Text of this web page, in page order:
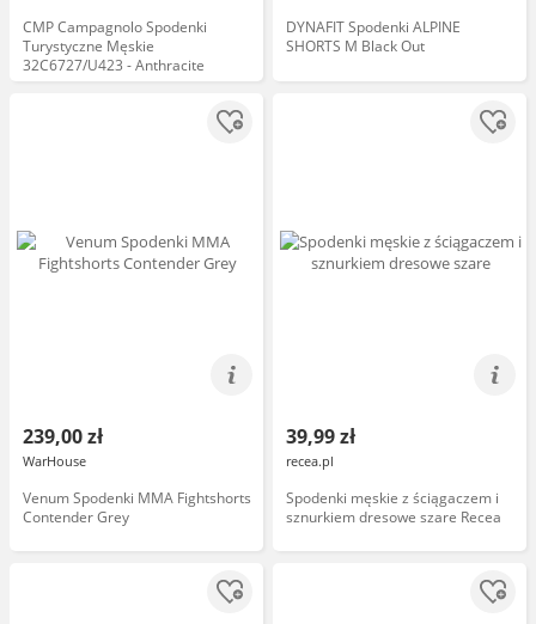
CMP Campagnolo Spodenki
Turystyczne Męskie
32C6727/U423 - Anthracite
DYNAFIT Spodenki ALPINE
SHORTS M Black Out
239,00 zł
WarHouse
Venum Spodenki MMA Fightshorts
Contender Grey
39,99 zł
recea.pl
Spodenki męskie z ściągaczem i
sznurkiem dresowe szare Recea